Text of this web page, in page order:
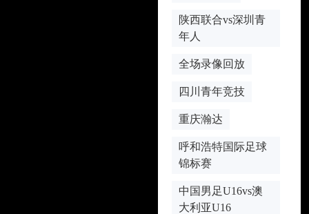
陕西联合vs深圳青
年人
全场录像回放
四川青年竞技
重庆瀚达
呼和浩特国际足球
锦标赛
中国男足U16vs澳
大利亚U16